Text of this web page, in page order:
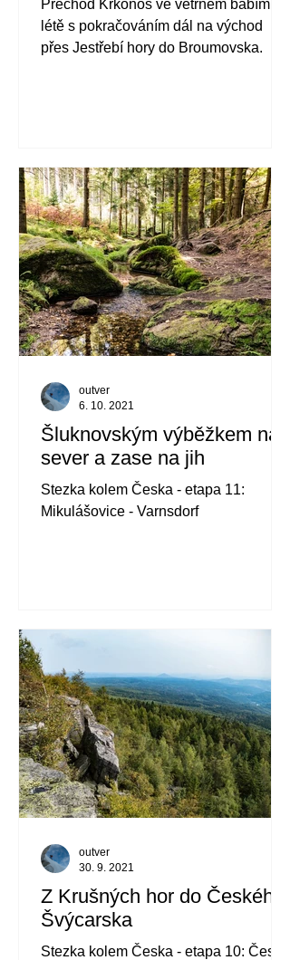
Přechod Krkonoš ve větrném babím
létě s pokračováním dál na východ
přes Jestřebí hory do Broumovska.
Šluknovským výběžkem na
sever a zase na jih
Stezka kolem Česka - etapa 11:
Mikulášovice - Varnsdorf
outver
6. 10. 2021
Z Krušných hor do Českého
Švýcarska
Stezka kolem Česka - etapa 10: Český
outver
30. 9. 2021